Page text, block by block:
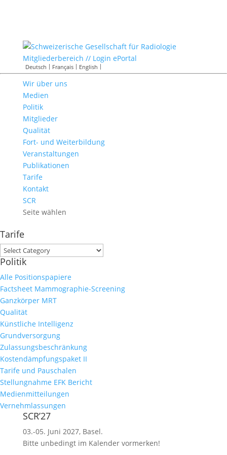
Mitgliederbereich // Login ePortal
Deutsch Français English
Wir über uns
Medien
Politik
Mitglieder
Qualität
Fort- und Weiterbildung
Veranstaltungen
Publikationen
Tarife
Kontakt
SCR
Seite wählen
Tarife
Tarife
Politik
Alle Positionspapiere
Factsheet Mammographie-Screening
Ganzkörper MRT
Qualität
Künstliche Intelligenz
Grundversorgung
Zulassungsbeschränkung
Kostendämpfungspaket II
Tarife und Pauschalen
Stellungnahme EFK Bericht
Medienmitteilungen
Vernehmlassungen
SCR’27
03.-05. Juni 2027, Basel.
Bitte unbedingt im Kalender vormerken!